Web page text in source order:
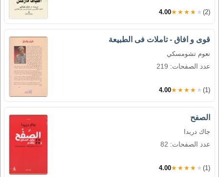
4.00★★★★★ (2)
قوى و افاق - تاملات فى الطبيعة
نعوم تشومسكي
عدد الصفحات: 219
4.00★★★★★ (1)
الصفح
جاك دريدا
عدد الصفحات: 82
4.00★★★★★ (1)